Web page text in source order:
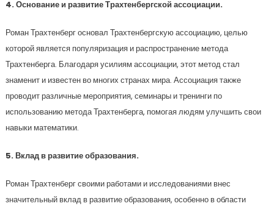
4. Основание и развитие Трахтенбергской ассоциации.
Роман Трахтенберг основал Трахтенбергскую ассоциацию, целью
которой является популяризация и распространение метода
Трахтенберга. Благодаря усилиям ассоциации, этот метод стал
знаменит и известен во многих странах мира. Ассоциация также
проводит различные мероприятия, семинары и тренинги по
использованию метода Трахтенберга, помогая людям улучшить свои
навыки математики.
5. Вклад в развитие образования.
Роман Трахтенберг своими работами и исследованиями внес
значительный вклад в развитие образования, особенно в области